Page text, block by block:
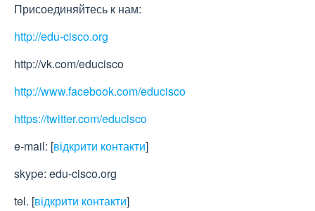
Присоединяйтесь к нам:
http://edu-cisco.org
http://vk.com/educisco
http://www.facebook.com/educisco
https://twitter.com/educisco
e-mail: [відкрити контакти]
skype: edu-cisco.org
tel. [відкрити контакти]